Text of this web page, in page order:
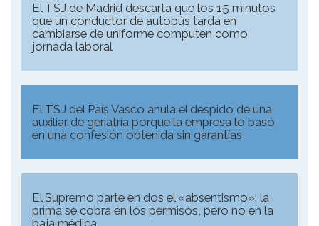
El TSJ de Madrid descarta que los 15 minutos
que un conductor de autobús tarda en
cambiarse de uniforme computen como
jornada laboral
El TSJ del País Vasco anula el despido de una
auxiliar de geriatría porque la empresa lo basó
en una confesión obtenida sin garantías
El Supremo parte en dos el «absentismo»: la
prima se cobra en los permisos, pero no en la
baja médica